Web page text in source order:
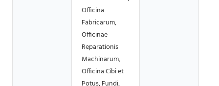
Officina
Fabricarum,
Officinae
Reparationis
Machinarum,
Officina Cibi et
Potus, Fundi,